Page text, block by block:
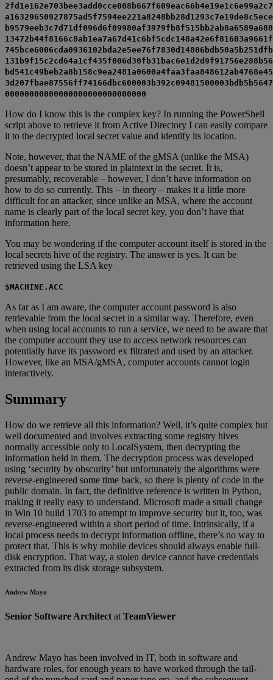
00000000000000000000000000000
How do I know this is the complex key? In running the PowerShell
script above to retrieve it from Active Directory I can easily compare
it to the decrypted local secret value and identify its location.
Note, however, that the NAME of the gMSA (unlike the MSA)
doesn’t appear to be stored in plaintext in the secret. It is,
presumably, recoverable – however, I don’t have information on
how to do so currently. This – in theory – makes it a little more
difficult for an attacker, since unlike an MSA, where the account
name is clearly part of the local secret key, you don’t have that
information here.
You may be wondering if the computer account itself is stored in the
local secrets hive of the registry. The answer is yes. It can be
retrieved using the LSA key
$MACHINE.ACC
As far as I am aware, the computer account password is also
retrievable from the local secret in a similar way. Therefore, even
when using local accounts to run a service, we need to be aware that
the computer account they use to access network resources can
potentially have its password ex filtrated and used by an attacker.
However, like an MSA/gMSA, computer accounts cannot login
interactively.
Summary
How do we retrieve all this information? Well, it’s quite complex but
well documented and involves extracting some registry hives
normally accessible only to LocalSystem, then decrypting the
information held in them. The decryption process was developed
using ‘security by obscurity’ but unfortunately the algorithms were
reverse-engineered some time back, so there is plenty of code in the
public domain. In fact, the definitive reference is written in Python,
making it really easy to understand. Microsoft made a small change
in Win 10 build 1703 to attempt to improve security but it, too, was
reverse-engineered within a short period of time. Intrinsically, if a
local process needs to decrypt information offline, there’s no way to
protect that. This is why mobile devices should always enable full-
disk encryption. That way, a stolen device cannot have credentials
extracted from its disk storage subsystem.
Andrew Mayo
Senior Software Architect atTeamViewer
Andrew Mayo has been involved in IT, both in software and
hardware roles, for enough years to have worked through the tail-